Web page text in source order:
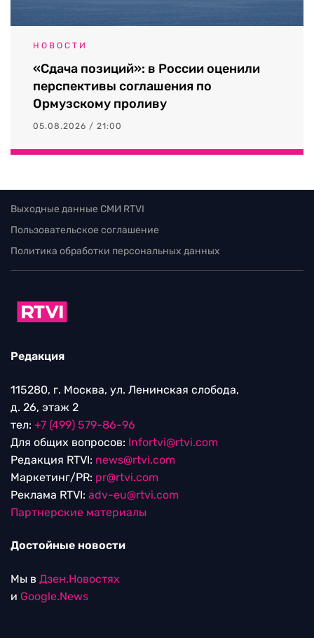
НОВОСТИ
«Сдача позиций»: в России оценили
перспективы соглашения по
Ормузскому проливу
05.08.2026 / 21:00
Выходные данные СМИ RTVI
Пользовательское соглашение
Политика обработки персональных данных
Редакция
115280, г. Москва, ул. Ленинская слобода,
д. 26, этаж 2
тел: +7 (499) 579-86-96
Для общих вопросов: Infortvi@rtvi.com
Редакция RTVI: news@rtvi.com
Маркетинг/PR: pr@rtvi.com
Реклама RTVI: adv-eu@rtvi.com
Партнерские материалы
Достойные новости
Мы в Дзен.Новостях
и Google.News